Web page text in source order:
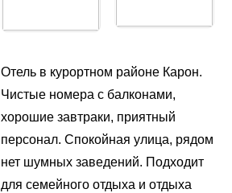
Отель в курортном районе Карон.
Чистые номера с балконами,
хорошие завтраки, приятный
персонал. Спокойная улица, рядом
нет шумных заведений. Подходит
для семейного отдыха и отдыха